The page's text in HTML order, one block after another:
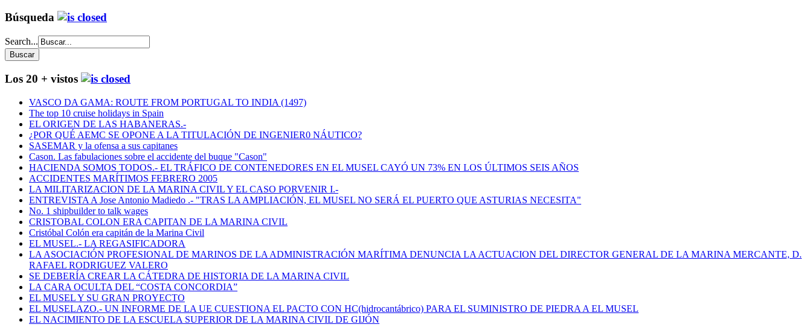
Búsqueda
Search...
Los 20 + vistos
VASCO DA GAMA: ROUTE FROM PORTUGAL TO INDIA (1497)
The top 10 cruise holidays in Spain
EL ORIGEN DE LAS HABANERAS.-
¿POR QUÉ AEMC SE OPONE A LA TITULACIÓN DE INGENIER0 NÁUTICO?
SASEMAR y la ofensa a sus capitanes
Cason. Las fabulaciones sobre el accidente del buque "Cason"
HACIENDA SOMOS TODOS.- EL TRÁFICO DE CONTENEDORES EN EL MUSEL CAYÓ UN 73% EN LOS ÚLTIMOS SEIS AÑOS
ACCIDENTES MARÍTIMOS FEBRERO 2005
LA MILITARIZACION DE LA MARINA CIVIL Y EL CASO PORVENIR I.-
ENTREVISTA A Jose Antonio Madiedo .- "TRAS LA AMPLIACIÓN, EL MUSEL NO SERÁ EL PUERTO QUE ASTURIAS NECESITA"
No. 1 shipbuilder to talk wages
CRISTOBAL COLON ERA CAPITAN DE LA MARINA CIVIL
Cristóbal Colón era capitán de la Marina Civil
EL MUSEL.- LA REGASIFICADORA
LA ASOCIACIÓN PROFESIONAL DE MARINOS DE LA ADMINISTRACIÓN MARÍTIMA DENUNCIA LA ACTUACION DEL DIRECTOR GENERAL DE LA MARINA MERCANTE, D.
RAFAEL RODRIGUEZ VALERO
SE DEBERÍA CREAR LA CÁTEDRA DE HISTORIA DE LA MARINA CIVIL
LA CARA OCULTA DEL “COSTA CONCORDIA”
EL MUSEL Y SU GRAN PROYECTO
EL MUSELAZO.- UN INFORME DE LA UE CUESTIONA EL PACTO CON HC(hidrocantábrico) PARA EL SUMINISTRO DE PIEDRA A EL MUSEL
EL NACIMIENTO DE LA ESCUELA SUPERIOR DE LA MARINA CIVIL DE GIJÓN